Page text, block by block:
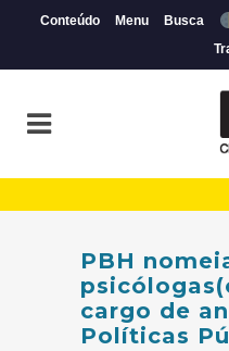
Conteúdo Menu Busca
PBH
cargo de
Políticas